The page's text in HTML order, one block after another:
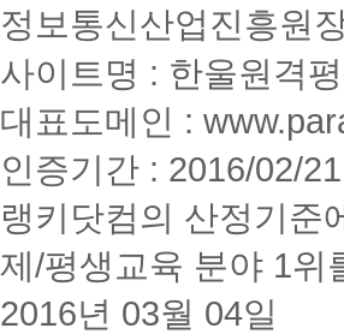
정보통신산업진흥원
사이트명 : 한울원격
대표도메인 :
인증기간 : 2016/02/
랭키닷컴의 산정기준
제/평생교육 분야 1위
2016년 03월 04일